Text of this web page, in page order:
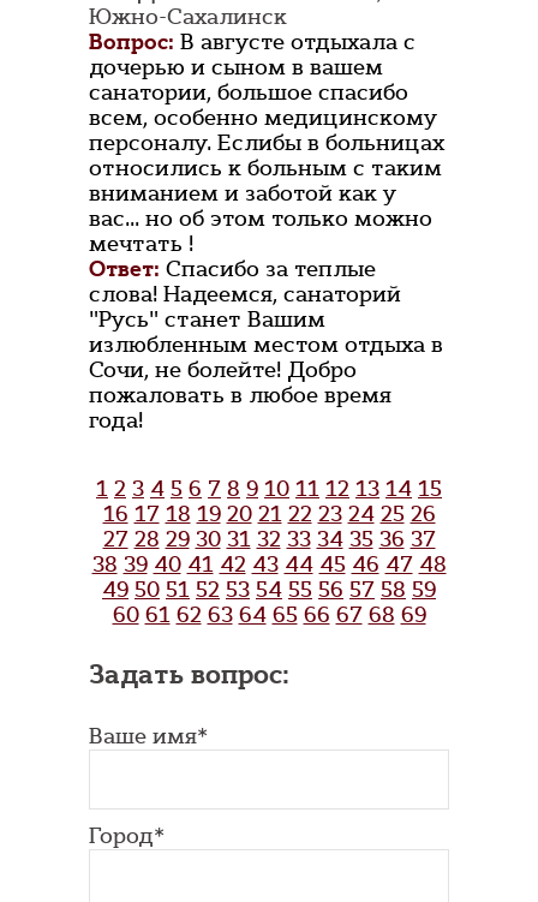
Южно-Сахалинск
Вопрос: В августе отдыхала с
дочерью и сыном в вашем
санатории, большое спасибо
всем, особенно медицинскому
персоналу. Еслибы в больницах
относились к больным с таким
вниманием и заботой как у
вас... но об этом только можно
мечтать !
Ответ: Спасибо за теплые
слова! Надеемся, санаторий
"Русь" станет Вашим
излюбленным местом отдыха в
Сочи, не болейте! Добро
пожаловать в любое время
года!
1 2 3 4 5 6 7 8 9 10 11 12 13 14 15
16 17 18 19 20 21 22 23 24 25 26
27 28 29 30 31 32 33 34 35 36 37
38 39 40 41 42 43 44 45 46 47 48
49 50 51 52 53 54 55 56 57 58 59
60 61 62 63 64 65 66 67 68 69
Задать вопрос:
Ваше имя*
Город*